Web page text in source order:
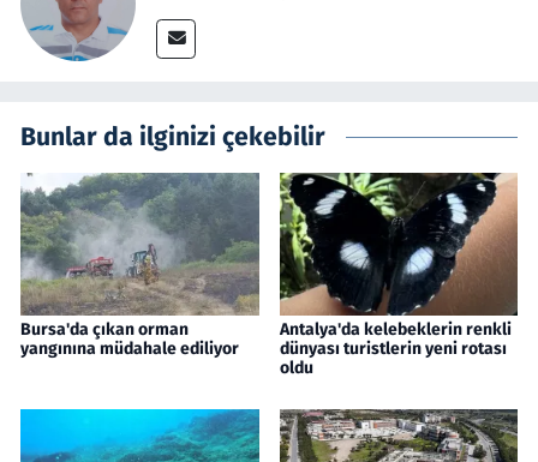
Bunlar da ilginizi çekebilir
Bursa'da çıkan orman
yangınına müdahale ediliyor
Antalya'da kelebeklerin renkli
dünyası turistlerin yeni rotası
oldu